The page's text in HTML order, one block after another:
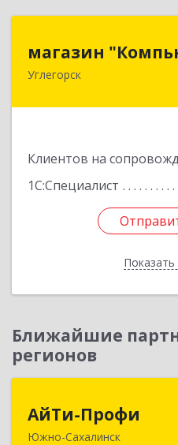
магазин
Углегорск
Клиентов на
1С:Специалист
694920,
Ближайшие
регионов
АйТи-Профи
Южно-Сахалинск
693023,